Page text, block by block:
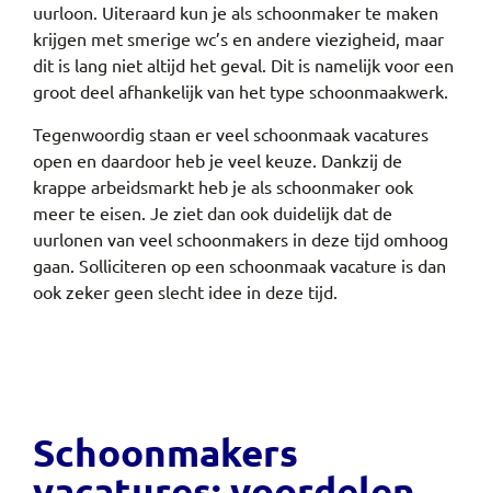
uurloon. Uiteraard kun je als schoonmaker te maken
krijgen met smerige wc’s en andere viezigheid, maar
dit is lang niet altijd het geval. Dit is namelijk voor een
groot deel afhankelijk van het type schoonmaakwerk.
Tegenwoordig staan er veel schoonmaak vacatures
open en daardoor heb je veel keuze. Dankzij de
krappe arbeidsmarkt heb je als schoonmaker ook
meer te eisen. Je ziet dan ook duidelijk dat de
uurlonen van veel schoonmakers in deze tijd omhoog
gaan. Solliciteren op een schoonmaak vacature is dan
ook zeker geen slecht idee in deze tijd.
Schoonmakers